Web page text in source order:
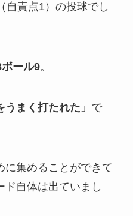
自責点1）の投球でし
ール9。
まく打たれた」 で
に集めることができて
ド自体は出ていまし